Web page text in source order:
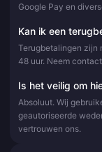
Google Pay en
Kan ik een
Terugbetalingen zijn
48 uur. Neem
Is het veilig om
Absoluut. Wij
geautoriseerde
vertrouwen ons.